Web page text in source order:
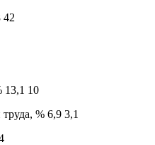
42
13,1 10
% 6,9 3,1